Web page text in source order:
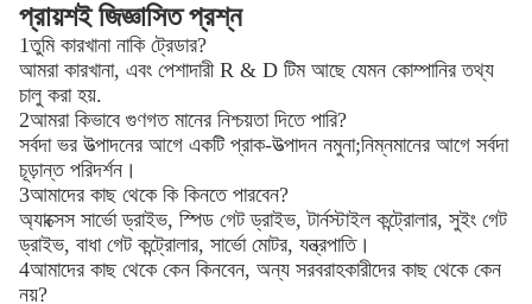
প্রায়শই জিজ্ঞাসিত প্রশ্ন
1তুমি কারখানা নাকি ট্রেডার?
আমরা কারখানা, এবং পেশাদারী R & D টিম আছে যেমন কোম্পানির তথ্য
চালু করা হয়.
2আমরা কিভাবে গুণগত মানের নিশ্চয়তা দিতে পারি?
সর্বদা ভর উত্পাদনের আগে একটি প্রাক-উত্পাদন নমুনা;নিম্নমানের আগে সর্বদা
চূড়ান্ত পরিদর্শন।
3আমাদের কাছ থেকে কি কিনতে পারবেন?
অ্যাক্সেস সার্ভো ড্রাইভ, স্পিড গেট ড্রাইভ, টার্নস্টাইল কন্ট্রোলার, সুইং গেট
ড্রাইভ, বাধা গেট কন্ট্রোলার, সার্ভো মোটর, যন্ত্রপাতি।
4আমাদের কাছ থেকে কেন কিনবেন, অন্য সরবরাহকারীদের কাছ থেকে কেন
নয়?